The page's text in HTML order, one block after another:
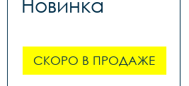
Новинка
СКОРО В ПРОДАЖЕ